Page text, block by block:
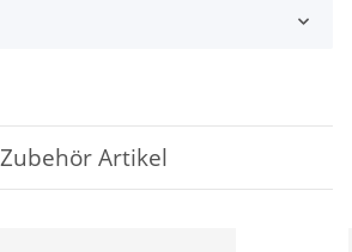
Zubehör Artikel